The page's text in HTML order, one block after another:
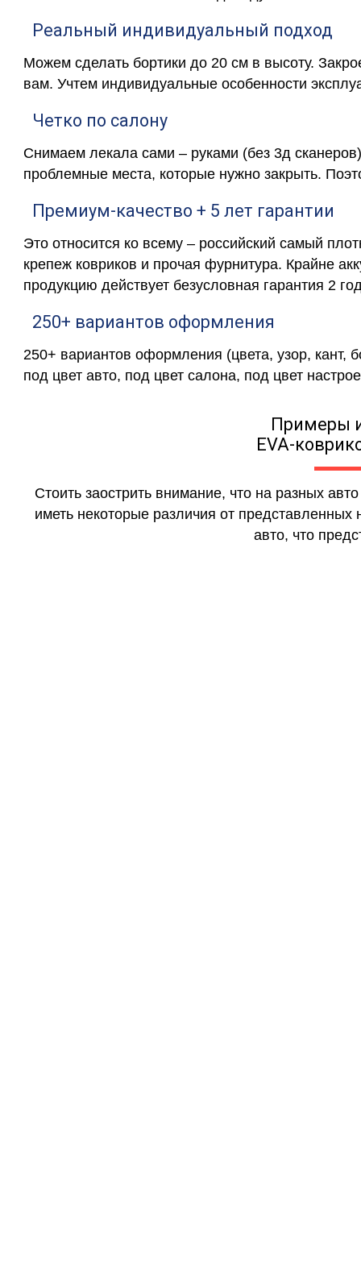
Реальный индивидуальный подход
Можем сделать бортики до 20 см в высоту.
вам. Учтем индивидуальные особенности
Четко по салону
Снимаем лекала сами – руками (без 3д
проблемные места, которые нужно закрыть.
Премиум-качество + 5 лет гарантии
Это относится ко всему – российский самый
крепеж ковриков и прочая фурнитура. Крайне
продукцию действует безусловная гарантия 2
250+ вариантов оформления
250+ вариантов оформления (цвета, узор, кант,
под цвет авто, под цвет салона, под цвет
Примеры
EVA-
Стоить заострить внимание, что на разных
иметь некоторые различия от
авто, что